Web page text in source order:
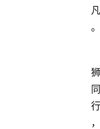
凡
。
狮
同
行
，